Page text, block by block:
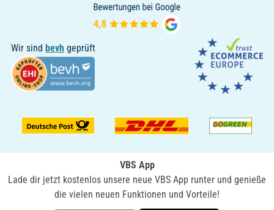
Wir sind bevh geprüft
VBS App
Lade dir jetzt kostenlos unsere neue VBS App runter und genieße
die vielen neuen Funktionen und Vorteile!